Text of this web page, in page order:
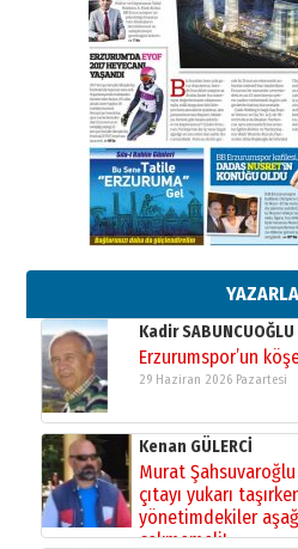
Ahmed Yesevi’den
”Reisimiz” idi…
26 Mart 2026 Perşembe
Cem Bakırcı
Ardında bıraktığı
gönül adamı Faruk
13 Mayıs 2026 Çarşamba
Esat BİNDESEN
Başkan Sekmen’den
bir vizyon proje
02 Ağustos 2026 Pazar
Kadir SABUNCUOĞLU
Erzurumspor’un
29 Haziran 2026 Pazartesi
Kenan GÜLERCİ
Murat Şahsuvaroğlu
çıtayı yukarı
yönetimdekiler
çekmemeli!